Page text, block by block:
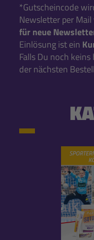
*Gutscheincode
Newsletter per
für neue
Einlösung ist ein
Falls Du noch
der nächsten